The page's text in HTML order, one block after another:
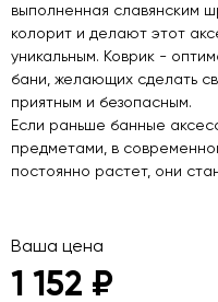
выполненная славянским
колорит и делают этот
уникальным. Коврик -
бани, желающих сделать
приятным и безопасным.
Если раньше банные
предметами, в
постоянно растет, они
Ваша цена
1 152 ₽